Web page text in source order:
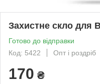
Захистне скло для
Готово до відправки
Код: 5422
Опт і роздріб
170 ₴